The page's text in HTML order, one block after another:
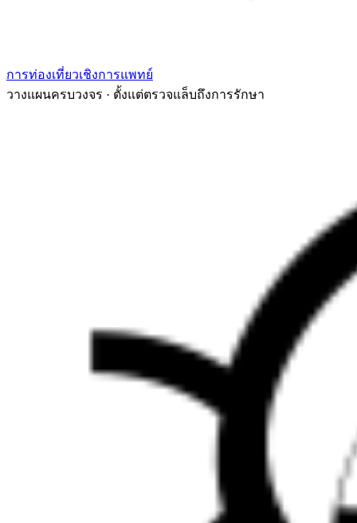
การท่องเที่ยวเชิงการแพทย์
วางแผนครบวงจร · ตั้งแต่ตรวจแล็บถึงการรักษา